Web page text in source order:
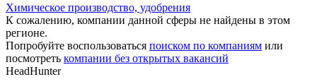
Химическое производство, удобрения
К сожалению, компании данной сферы не найдены в этом
регионе.
Попробуйте воспользоваться поиском по компаниям или
посмотреть компании без открытых вакансий
HeadHunter